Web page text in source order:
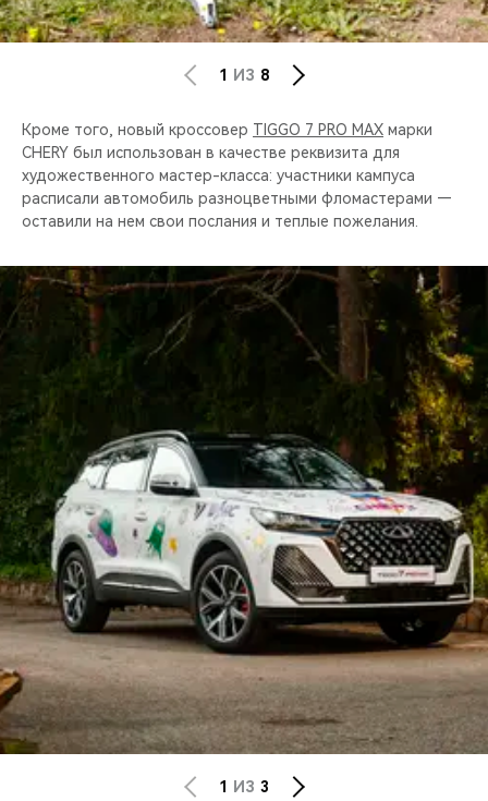
1 ИЗ 8
Кроме того, новый кроссовер TIGGO 7 PRO MAX марки
CHERY был использован в качестве реквизита для
художественного мастер-класса: участники кампуса
расписали автомобиль разноцветными фломастерами —
оставили на нем свои послания и теплые пожелания.
1 ИЗ 3